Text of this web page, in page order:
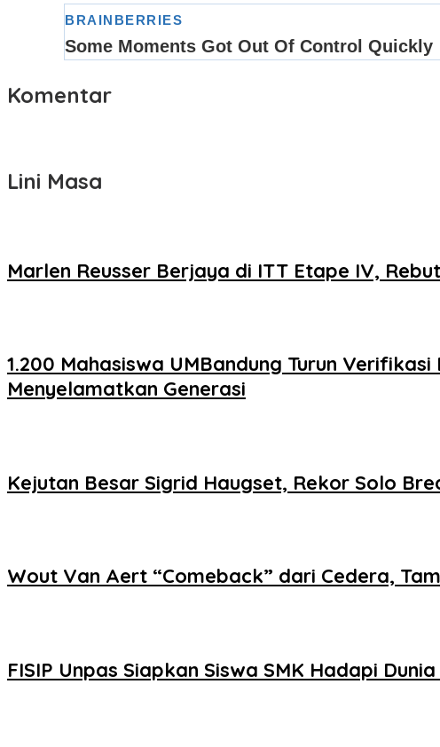
Komentar
Lini Masa
Marlen Reusser Berjaya di ITT Etape IV,
1.200 Mahasiswa UMBandung Turun
Menyelamatkan Generasi
Kejutan Besar Sigrid Haugset, Rekor Solo
Wout Van Aert “Comeback” dari Cedera,
FISIP Unpas Siapkan Siswa SMK Hadapi